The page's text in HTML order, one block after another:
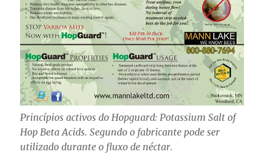
Princípios activos do Hopguard: Potassium Salt of
Hop Beta Acids. Segundo o fabricante pode ser
utilizado durante o fluxo de néctar.